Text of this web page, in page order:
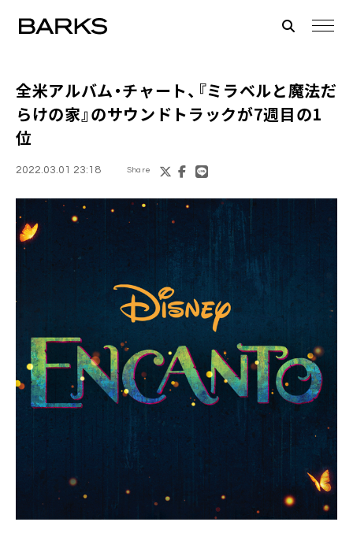
全米アルバム・チャート、『ミラベルと魔法だ
らけの家』のサウンドトラックが7週目の1
位
2022.03.01 23:18 Share